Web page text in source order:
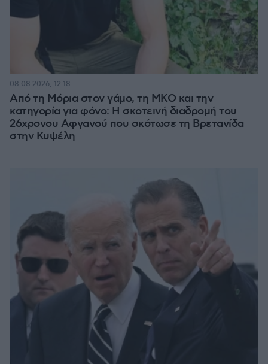
Από τη Μόρια στον γάμο, τη ΜΚΟ και την
κατηγορία για φόνο: Η σκοτεινή διαδρομή του
26χρονου Αφγανού που σκότωσε τη Βρετανίδα
στην Κυψέλη
08.08.2026, 12:18